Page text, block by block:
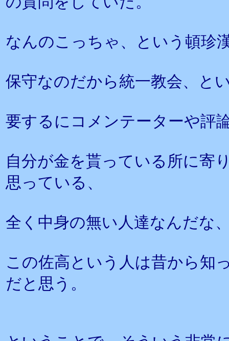
なんのこっちゃ、という頓珍
保守なのだから統一教会、と
要するにコメンテーターや評
自分が金を貰っている所に寄
思っている、
全く中身の無い人達なんだな
この佐高という人は昔から知
だと思う。